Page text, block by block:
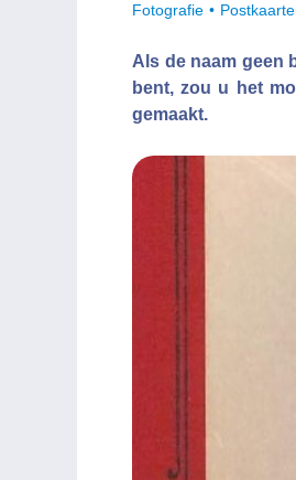
Fotografie
Als de naam geen
bent, zou u het
gemaakt.